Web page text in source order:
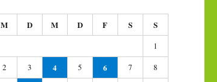
M D M D F S S
1
2
3 4 5 6 7
8